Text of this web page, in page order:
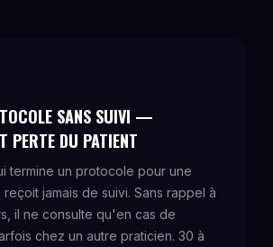
SANS SUIVI —
PERTE DU PATIENT
termine un protocole pour une
jamais de suivi. Sans rappel à
il ne consulte qu'en cas de
chez un autre praticien. 30 à